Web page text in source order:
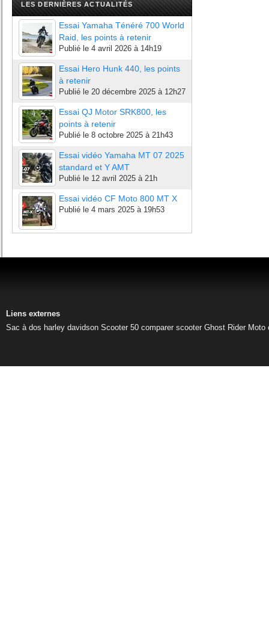
LES DERNIÈRES ACTUALITÉS
Essai Yamaha Ténéré 700 World
Raid, les points à retenir
Publié le 4 avril 2026 à 14h19
Essai Hero Hunk 440, les points
à retenir
Publié le 20 décembre 2025 à 12h27
Essai QJ Motor SRK800, les
points à retenir
Publié le 8 octobre 2025 à 21h43
Essai vidéo Yamaha MT 07 2025
standard et Y AMT
Publié le 12 avril 2025 à 21h
Essai vidéo CF Moto 800 MT X
Publié le 4 mars 2025 à 19h53
Liens externes
Sac à dos harley davidson Scooter 50 comparer scooter Ghost Rider Moto